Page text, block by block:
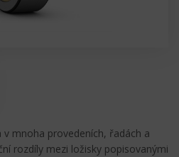
v mnoha provedeních, řadách a
rozdíly mezi ložisky popisovanými